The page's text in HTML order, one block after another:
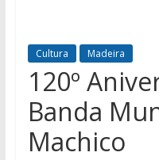
Cultura Madeira
120º
Banda
Machico